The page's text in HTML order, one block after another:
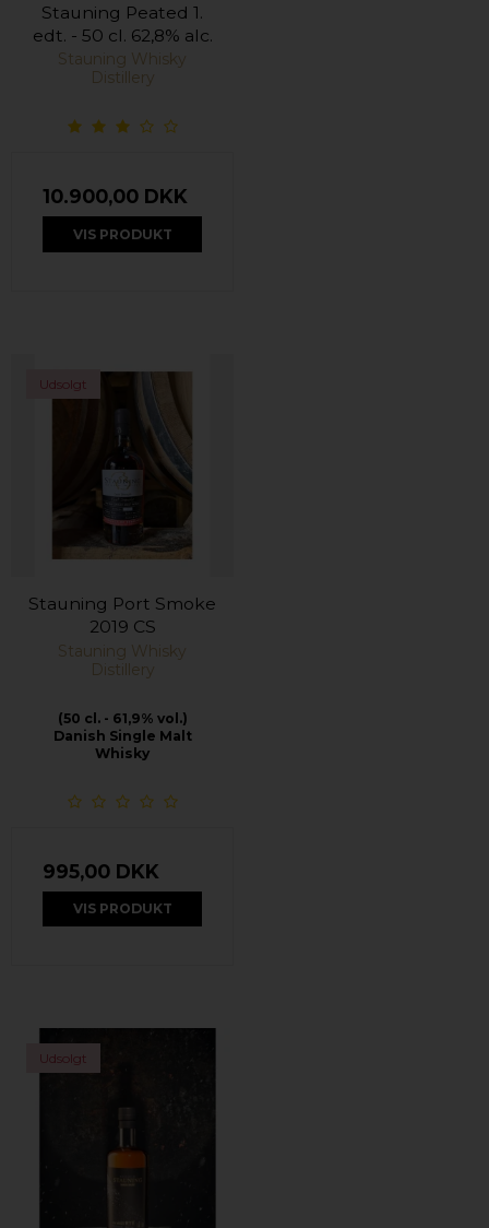
Stauning Peated 1.
edt. - 50 cl. 62,8% alc.
Stauning Whisky
Distillery
10.900,00 DKK
VIS PRODUKT
Udsolgt
Stauning Port Smoke
2019 CS
Stauning Whisky
Distillery
(50 cl. - 61,9% vol.)
Danish Single Malt
Whisky
995,00 DKK
VIS PRODUKT
Udsolgt